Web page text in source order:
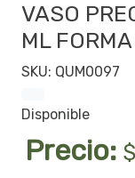
VASO
ML
SKU: QUM0097
Disponible
Precio: